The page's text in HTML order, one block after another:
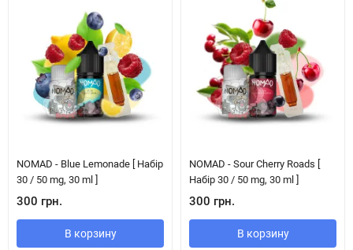
NOMAD - Blue Lemonade [ Набір
30 / 50 mg, 30 ml ]
300 грн.
В корзину
NOMAD - Sour Cherry Roads [
Набір 30 / 50 mg, 30 ml ]
300 грн.
В корзину